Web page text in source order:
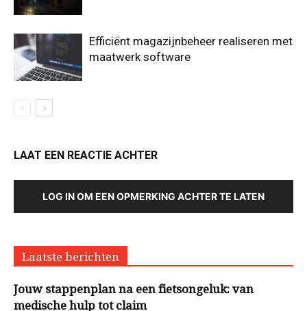
Efficiënt magazijnbeheer realiseren met
maatwerk software
LAAT EEN REACTIE ACHTER
LOG IN OM EEN OPMERKING ACHTER TE LATEN
Laatste berichten
Jouw stappenplan na een fietsongeluk: van
medische hulp tot claim